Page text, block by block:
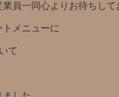
員一同心よりお待ちして
メニューに
て